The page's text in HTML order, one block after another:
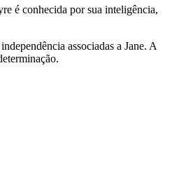
é conhecida por sua inteligência,
associadas a Jane. A